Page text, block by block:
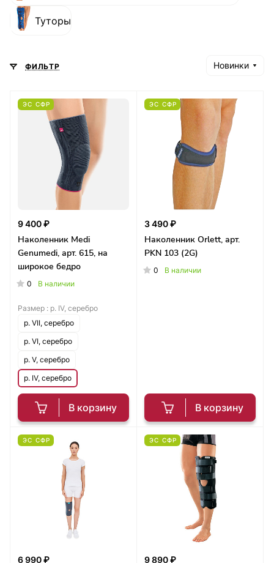
Туторы
ФИЛЬТР Новинки
ЭС СФР
9 400 ₽
Наколенник Medi
Genumedi, арт. 615, на
широкое бедро
0 В наличии
В корзину
Размер : р. IV, серебро
р. VII, серебро
р. VI, серебро
р. V, серебро
р. IV, серебро
ЭС СФР
3 490 ₽
Наколенник Orlett, арт.
PKN 103 (2G)
0 В наличии
В корзину
ЭС СФР
6 990 ₽
ЭС СФР
9 890 ₽